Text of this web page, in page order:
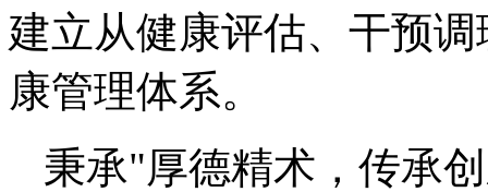
建立从健康评估、干预
康管理体系。
秉承"厚德精术，传承